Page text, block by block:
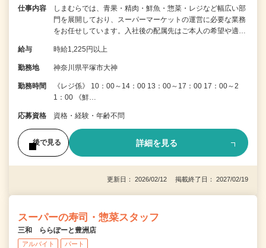
仕事内容
しまむらでは、青果・精肉・鮮魚・惣菜・レジなど幅広い部
門を展開しており、スーパーマーケットの運営に必要な業務
をお任せしています。入社後の配属先はご本人の希望や適…
給与 時給1,225円以上
勤務地 神奈川県平塚市大神
勤務時間
《レジ係》 10：00～14：00 13：00～17：00 17：00～2
1：00 《鮮…
応募資格 資格・経験・年齢不問
後で見る 詳細を見る
更新日： 2026/02/12 掲載終了日： 2027/02/19
スーパーの寿司・惣菜スタッフ
三和 ららぽーと豊洲店
アルバイト パート